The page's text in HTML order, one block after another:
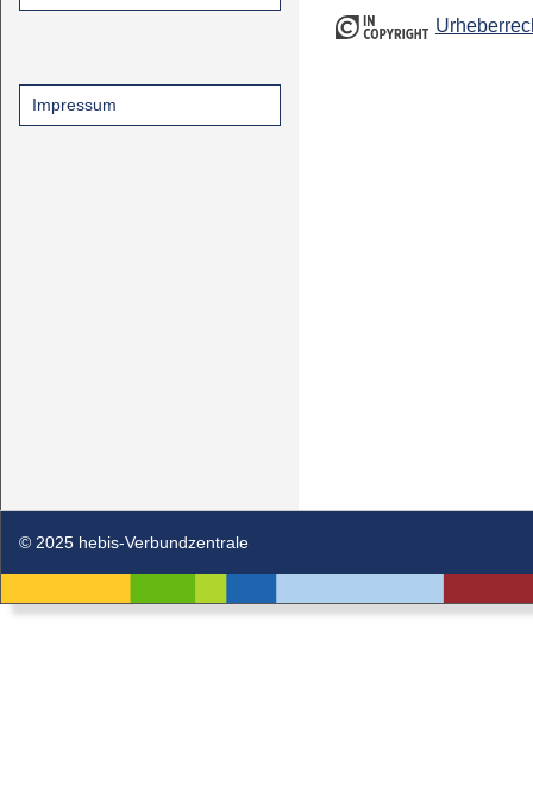
Impressum
© 2025 hebis-Verbundzentrale